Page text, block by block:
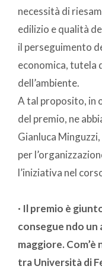
necessità di
edilizio e qualità
il perseguimento
economica, tutela
dell’ambiente.
A tal proposito, in
del premio, ne
Gianluca
per
l’iniziativa nel
· Il premio è
consegue ndo
maggiore. Com’è
tra Università di